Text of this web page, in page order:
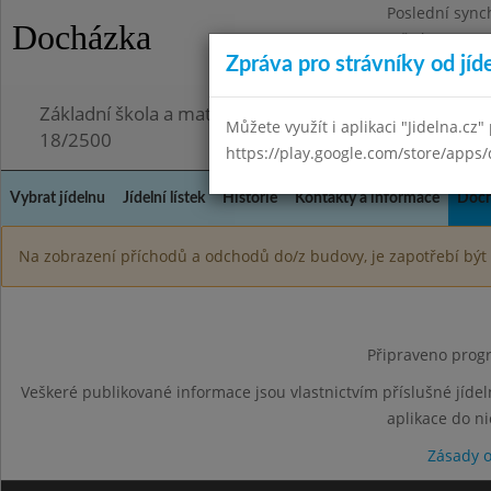
Docházka
Poslední
Středa
Omezení
Základní škola a mateřská škola Chmelnice, Praha 3,
18/2500
Vybrat jídelnu Jídelní lístek Historie Kontakty a informace
Na zobrazení příchodů a odchodů do/z budovy, je zapotřebí
Připraveno
Veškeré publikované informace jsou vlastnictvím příslušné
aplikace do
Zásady
Zpráva pro strávníky od
Můžete využít i aplikaci
https://play.google.com/store/